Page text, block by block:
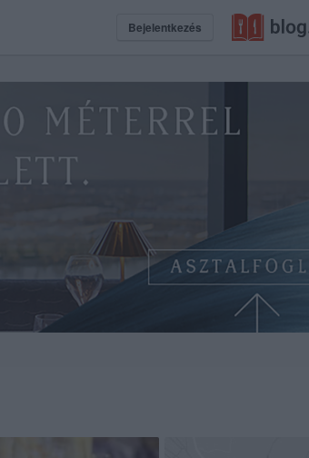
Bejelentkezés